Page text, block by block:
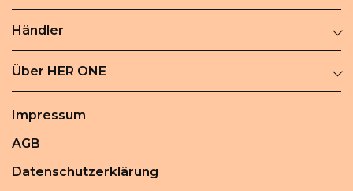
Händler
Über HER ONE
Impressum
AGB
Datenschutzerklärung